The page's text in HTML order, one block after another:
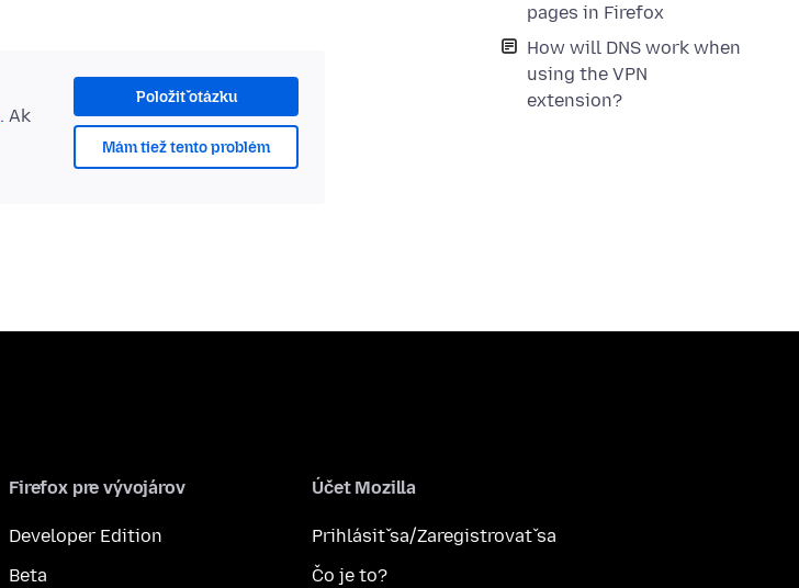
pages in Firefox
How will DNS work when
using the VPN
extension?
Položiť otázku
Mám tiež tento problém
. Ak
Firefox pre vývojárov
Developer Edition
Beta
Účet Mozilla
Prihlásiť sa/Zaregistrovať sa
Čo je to?